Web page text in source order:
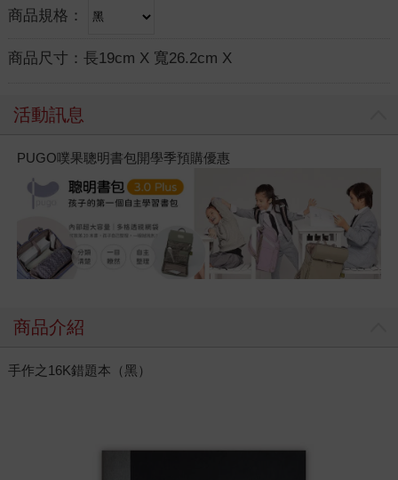
商品規格：
商品尺寸： 長19cm X 寬26.2cm X
活動訊息
PUGO噗果聰明書包開學季預購優惠
商品介紹
手作之16K錯題本（黑）